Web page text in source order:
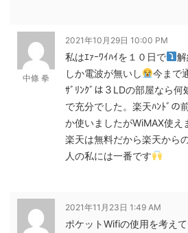
中條 拳
2021年10月29日 10:00 PM
私はｴｧｰﾜｲﾊｲを１０日で
しか電波が無いし
今まで
ｻﾞﾘﾝｸﾞは３LDの部屋なら何
で充分でした。楽天ﾊﾝﾄﾞの
か使いましたがWiMAX使え
楽天は無料だから楽天から
人の私には一番です
2021年11月23日 1:49 AM
ポケットWifiの使用を考えて